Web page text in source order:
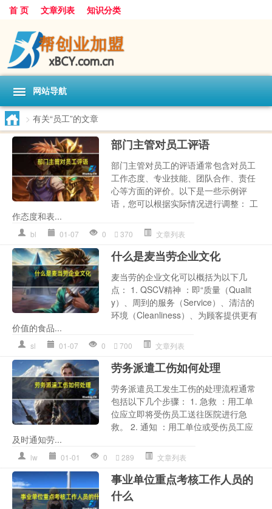
首 页 文章列表 知识分类
网站导航
> 有关“员工”的文章
部门主管对员工评语
部门主管对员工的评语通常包含对员工
工作态度、专业技能、团队合作、责任
心等方面的评价。以下是一些示例评
语，您可以根据实际情况进行调整： 工
作态度和表...
bl 01-07 0 370 文章列表
什么是麦当劳企业文化
麦当劳的企业文化可以概括为以下几
点： 1. QSCV精神 ：即“质量（Qualit
y）、周到的服务（Service）、清洁的
环境（Cleanliness）、为顾客提供更有
价值的食品...
sl 01-07 0 700 文章列表
劳务派遣工伤如何处理
劳务派遣员工发生工伤的处理流程通常
包括以下几个步骤： 1. 急救 ：用工单
位应立即将受伤员工送往医院进行急
救。 2. 通知 ：用工单位或受伤员工应
及时通知劳...
lw 01-01 0 289 文章列表
事业单位重点考核工作人员的
什么